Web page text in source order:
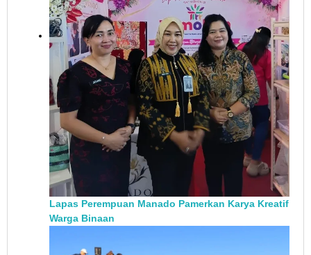
Lapas Perempuan Manado Pamerkan Karya Kreatif
Warga Binaan